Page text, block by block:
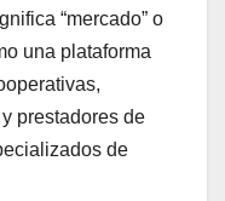
“mercado” o
una plataforma
prestadores de
de